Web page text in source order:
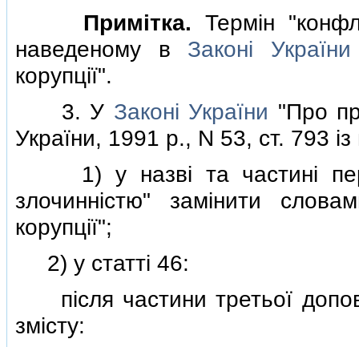
Примiтка. Термiн
наведеному в Законi України
корупцiї".
3. У Законi України "Про
України, 1991 р., N 53, ст. 793
1) у назвi та частинi
злочиннiстю" замiнити
корупцiї";
2) у статтi 46:
пiсля частини третьої
змiсту: